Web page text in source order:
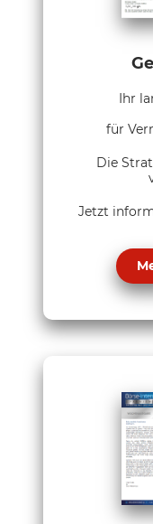
Ihr
für
Die
Jetzt